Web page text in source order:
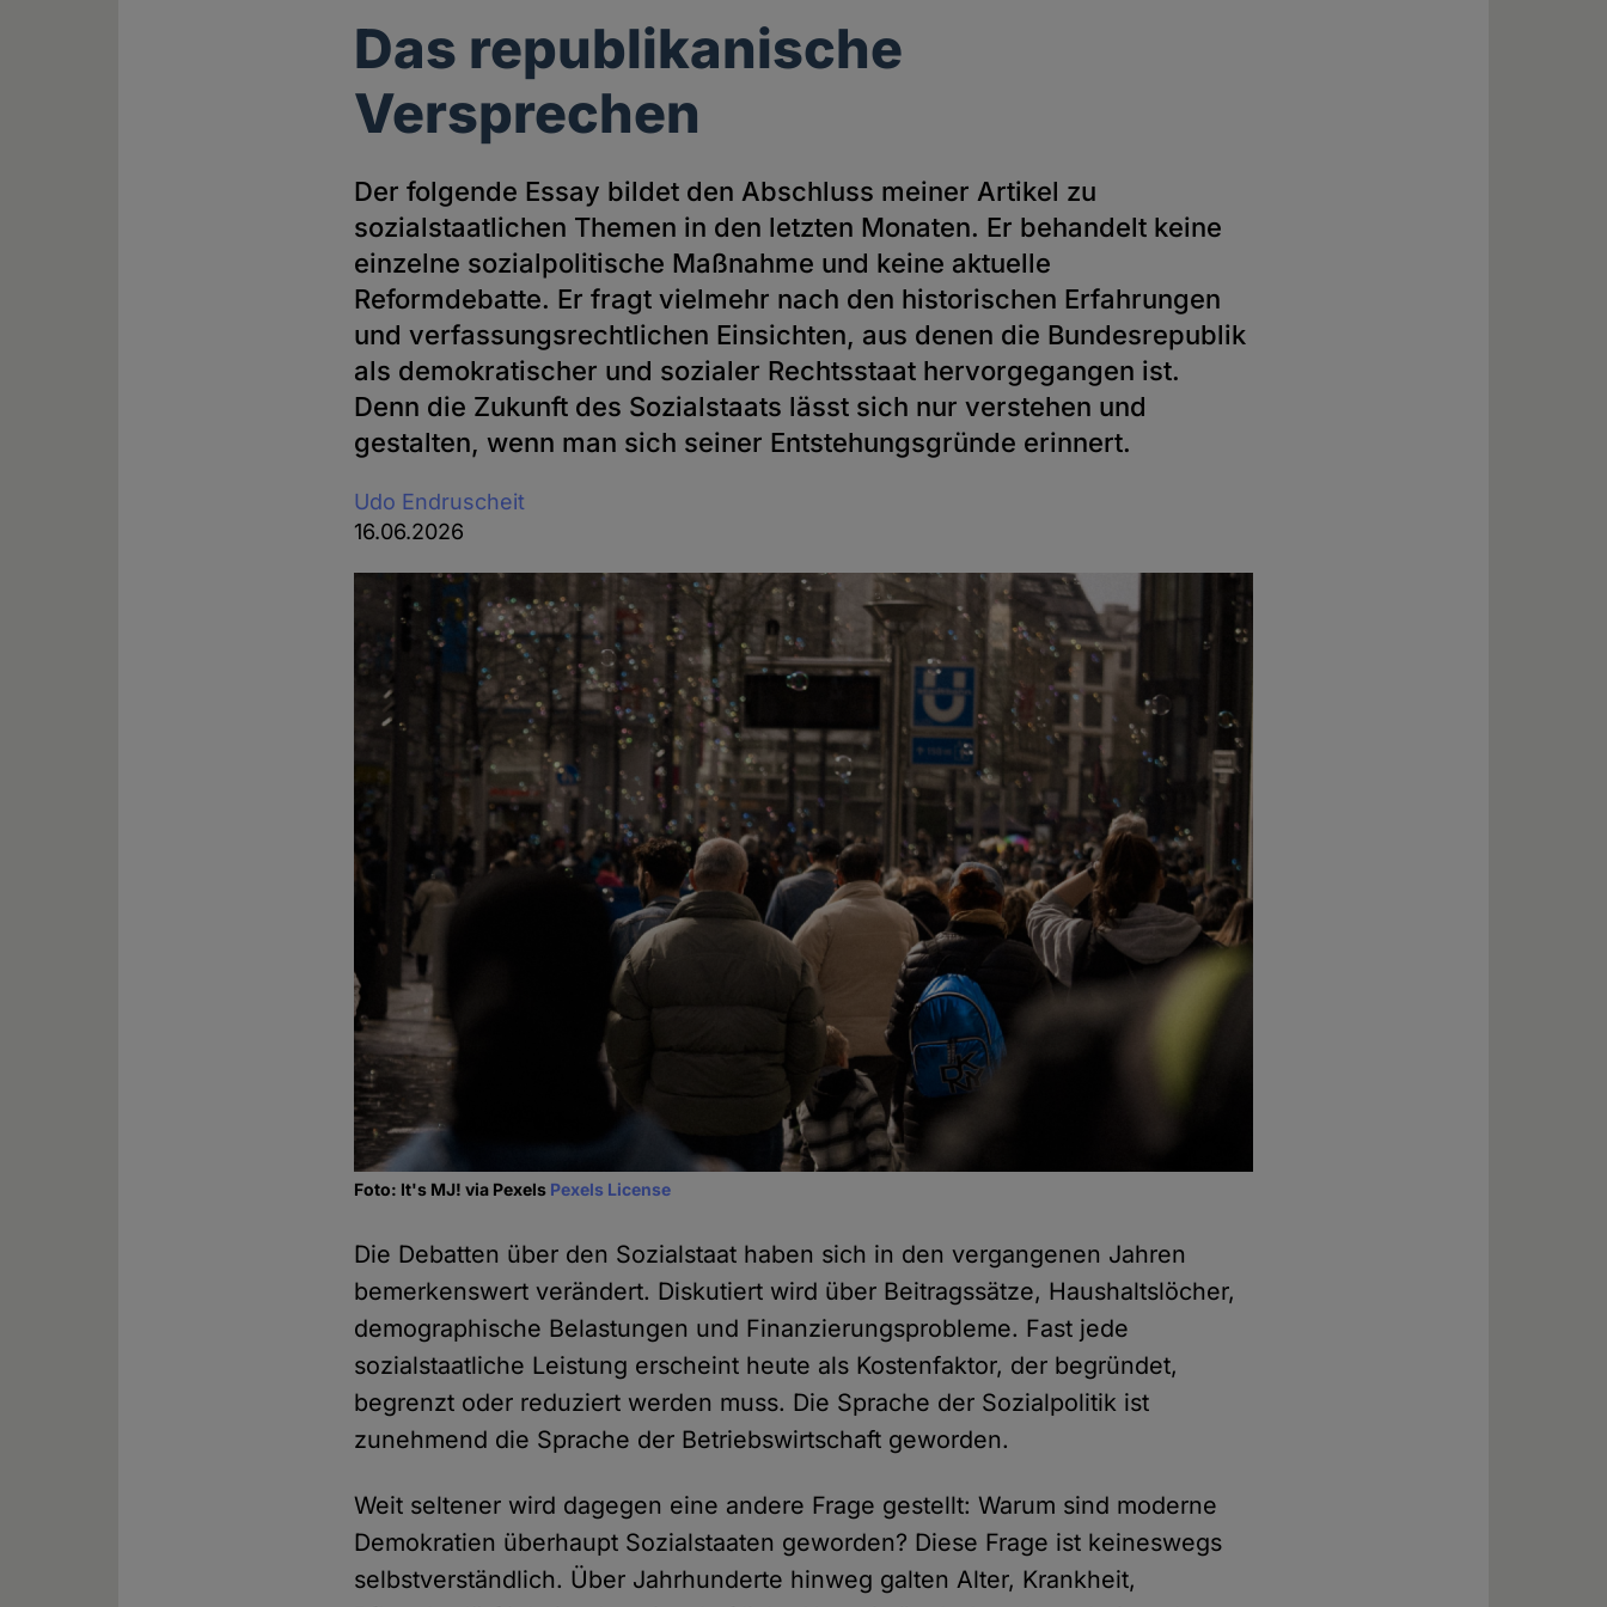
Das republikanische
Versprechen
Der folgende Essay bildet den Abschluss meiner Artikel zu
sozialstaatlichen Themen in den letzten Monaten. Er behandelt keine
einzelne sozialpolitische Maßnahme und keine aktuelle
Reformdebatte. Er fragt vielmehr nach den historischen Erfahrungen
und verfassungsrechtlichen Einsichten, aus denen die Bundesrepublik
als demokratischer und sozialer Rechtsstaat hervorgegangen ist.
Denn die Zukunft des Sozialstaats lässt sich nur verstehen und
gestalten, wenn man sich seiner Entstehungsgründe erinnert.
Udo Endruscheit
16.06.2026
Foto: It's MJ! via Pexels Pexels License
Die Debatten über den Sozialstaat haben sich in den vergangenen Jahren
bemerkenswert verändert. Diskutiert wird über Beitragssätze, Haushaltslöcher,
demographische Belastungen und Finanzierungsprobleme. Fast jede
sozialstaatliche Leistung erscheint heute als Kostenfaktor, der begründet,
begrenzt oder reduziert werden muss. Die Sprache der Sozialpolitik ist
zunehmend die Sprache der Betriebswirtschaft geworden.
Weit seltener wird dagegen eine andere Frage gestellt: Warum sind moderne
Demokratien überhaupt Sozialstaaten geworden? Diese Frage ist keineswegs
selbstverständlich. Über Jahrhunderte hinweg galten Alter, Krankheit,